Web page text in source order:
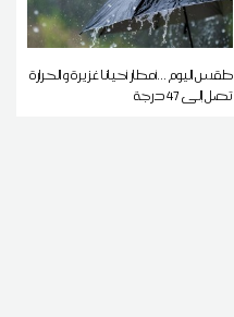
طقس اليوم ...أمطار أحيانا غزيرة و الحرارة
تصل إلى 47 درجة